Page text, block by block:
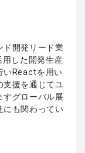
ド開発リード業
した開発生産
いReactを用い
支援を通じてユ
すグローバル展
にも関わってい